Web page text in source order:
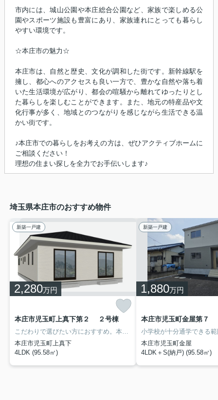
市内には、城山公園や本庄総合公園など、家族で楽しめる公
園やスポーツ施設も豊富にあり、家族連れにとっても暮らし
やすい環境です。
☆本庄市の魅力☆
本庄市は、自然と歴史、文化が調和した街です。新幹線駅を
擁し、都心へのアクセスも良い一方で、豊かな自然や落ち着
いた生活環境が広がり、都会の喧騒から離れてゆったりとし
た暮らしを楽しむことができます。また、地元の特産品や文
化行事が多く、地域とのつながりを感じながら生活できる温
かい街です。
♪本庄市での暮らしをお考えの方は、ぜひアクティブホームに
ご相談ください！
理想の住まい探しを全力でお手伝いします♪
埼玉県本庄市のおすすめ物件
新築一戸建
2,280万円
本庄市児玉町上真下第２ ２号棟
本庄市児玉町上真下
4LDK (95.58㎡)
新築一戸建
1,880万円
本庄市児玉町金屋第７
本庄市児玉町金屋
4LDK＋S(納戸) (95.58㎡)